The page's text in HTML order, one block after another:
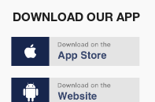
DOWNLOAD OUR APP